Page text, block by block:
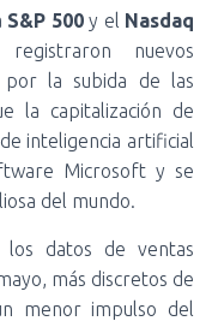
S&P 500y el Nasdaq
nuevos
por la subida de las
la capitalización de
inteligencia artificial
Microsoft y se
del mundo.
los datos de ventas
más discretos de
menor impulso del